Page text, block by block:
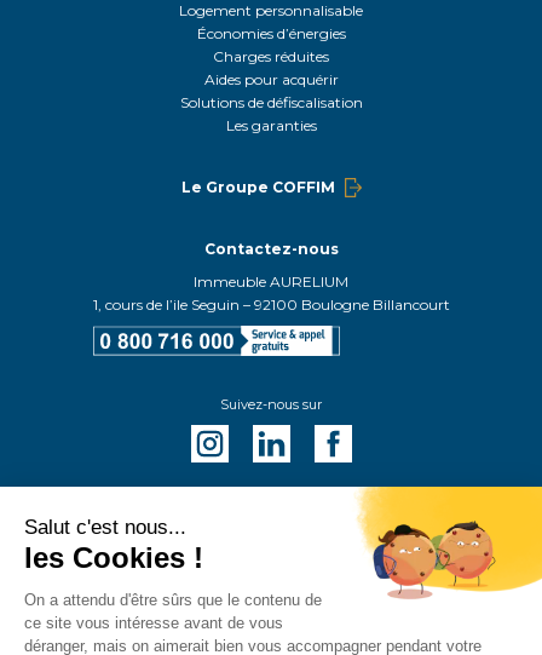
Logement personnalisable
Économies d’énergies
Charges réduites
Aides pour acquérir
Solutions de défiscalisation
Les garanties
Le Groupe COFFIM
Contactez-nous
Immeuble AURELIUM
1, cours de l’ile Seguin – 92100 Boulogne Billancourt
Suivez-nous sur
Crédits
Politique des cookies
Salut c'est nous...
les Cookies !
On a attendu d'être sûrs que le contenu de
ce site vous intéresse avant de vous
déranger, mais on aimerait bien vous accompagner pendant votre